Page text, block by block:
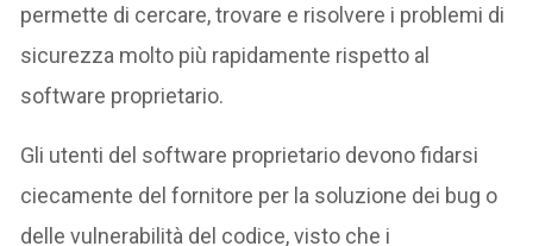
permette di cercare, trovare e risolvere i problemi di
sicurezza molto più rapidamente rispetto al
software proprietario.
Gli utenti del software proprietario devono fidarsi
ciecamente del fornitore per la soluzione dei bug o
delle vulnerabilità del codice, visto che i